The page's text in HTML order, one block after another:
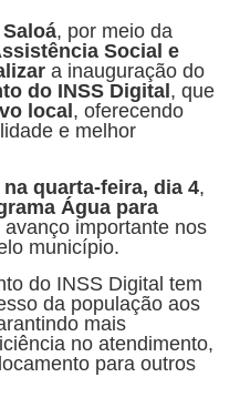
, por meio da
Social e
a inauguração do
do INSS Digital , que
local , oferecendo
e melhor
quarta-feira, dia 4,
Água para
importante nos
município.
do INSS Digital tem
da população aos
mais
no atendimento,
para outros